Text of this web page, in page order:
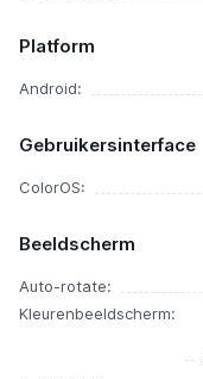
Platform
Android:
Gebruikersinterface
ColorOS:
Beeldscherm
Auto-rotate:
Kleurenbeeldscherm: